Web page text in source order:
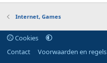
Internet, Games
Cookies
Contact
Voorwaarden en regels